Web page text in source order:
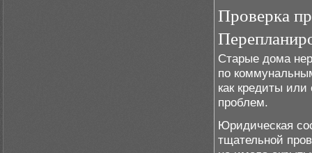
Проверка
Старые дома
по
как кредиты
проблем.
Юридическая
тщательной